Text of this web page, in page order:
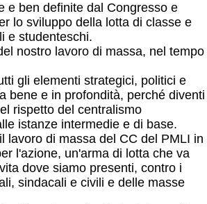
e ben definite dal Congresso e
lo sviluppo della lotta di classe e
e studenteschi.
nostro lavoro di massa, nel tempo
gli elementi strategici, politici e
bene e in profondità, perché diventi
rispetto del centralismo
istanze intermedie e di base.
lavoro di massa del CC del PMLI in
l'azione, un'arma di lotta che va
dove siamo presenti, contro i
sindacali e civili e delle masse